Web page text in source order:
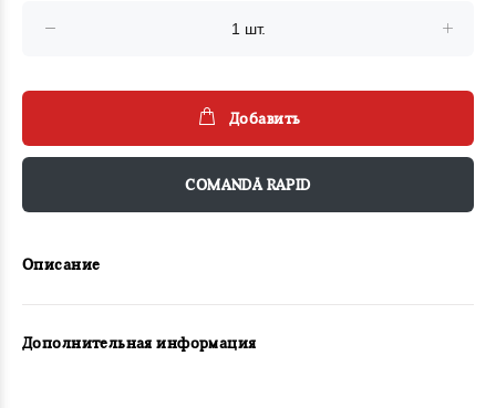
Добавить
COMANDĂ RAPID
Описание
Дополнительная информация